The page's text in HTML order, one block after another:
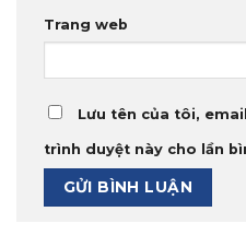
Trang web
Lưu tên của tôi,
trình duyệt này cho lần